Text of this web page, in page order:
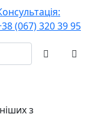
(067) 320 39 95
з